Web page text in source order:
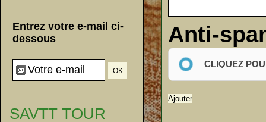
Entrez votre e-mail ci-
dessous
SAVTT TOUR
Anti-
CLIQUEZ